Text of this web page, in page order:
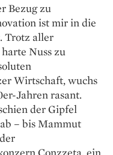
Bezug zu
ist mir in die
Trotz aller
Nuss zu
Wirtschaft, wuchs
Jahren rasant.
der Gipfel
– bis Mammut
Conzzeta, ein